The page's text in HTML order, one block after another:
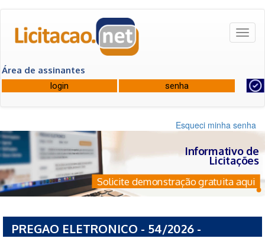
Área de assinantes
Esqueci minha senha
Informativo de
Licitações
Solicite demonstração gratuita aqui
PREGAO ELETRONICO - 54/2026 -